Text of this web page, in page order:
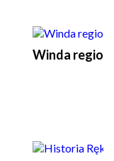
Winda